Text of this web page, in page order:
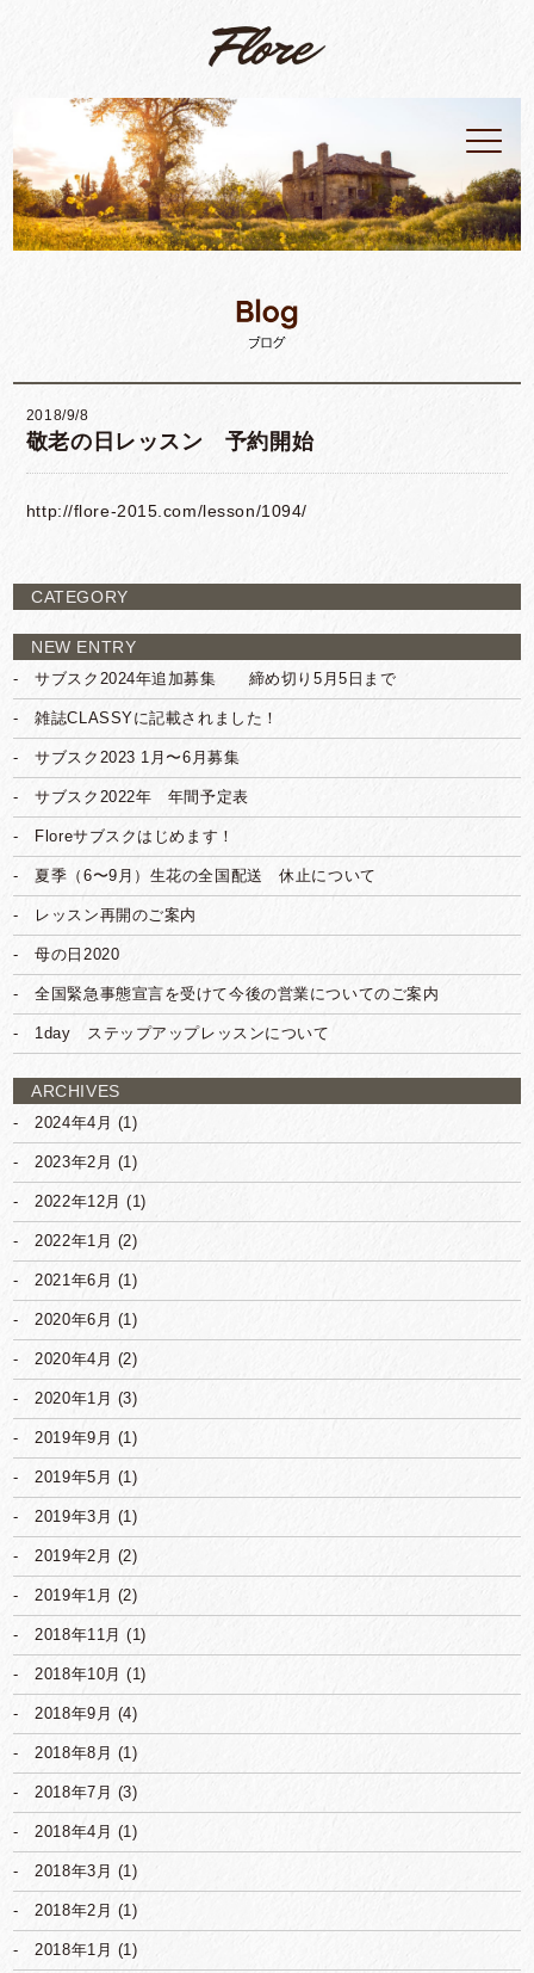
2018/9/8
敬老の日レッスン 予約開始
http://flore-2015.com/lesson/1094/
CATEGORY
NEW ENTRY
サブスク2024年追加募集 締め切り5月5日まで
雑誌CLASSYに記載されました！
サブスク2023 1月〜6月募集
サブスク2022年 年間予定表
Floreサブスクはじめます！
夏季（6〜9月）生花の全国配送 休止について
レッスン再開のご案内
母の日2020
全国緊急事態宣言を受けて今後の営業についてのご案内
1day ステップアップレッスンについて
ARCHIVES
2024年4月 (1)
2023年2月 (1)
2022年12月 (1)
2022年1月 (2)
2021年6月 (1)
2020年6月 (1)
2020年4月 (2)
2020年1月 (3)
2019年9月 (1)
2019年5月 (1)
2019年3月 (1)
2019年2月 (2)
2019年1月 (2)
2018年11月 (1)
2018年10月 (1)
2018年9月 (4)
2018年8月 (1)
2018年7月 (3)
2018年4月 (1)
2018年3月 (1)
2018年2月 (1)
2018年1月 (1)